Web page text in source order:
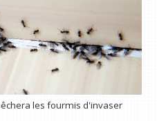
les fourmis d'invaser